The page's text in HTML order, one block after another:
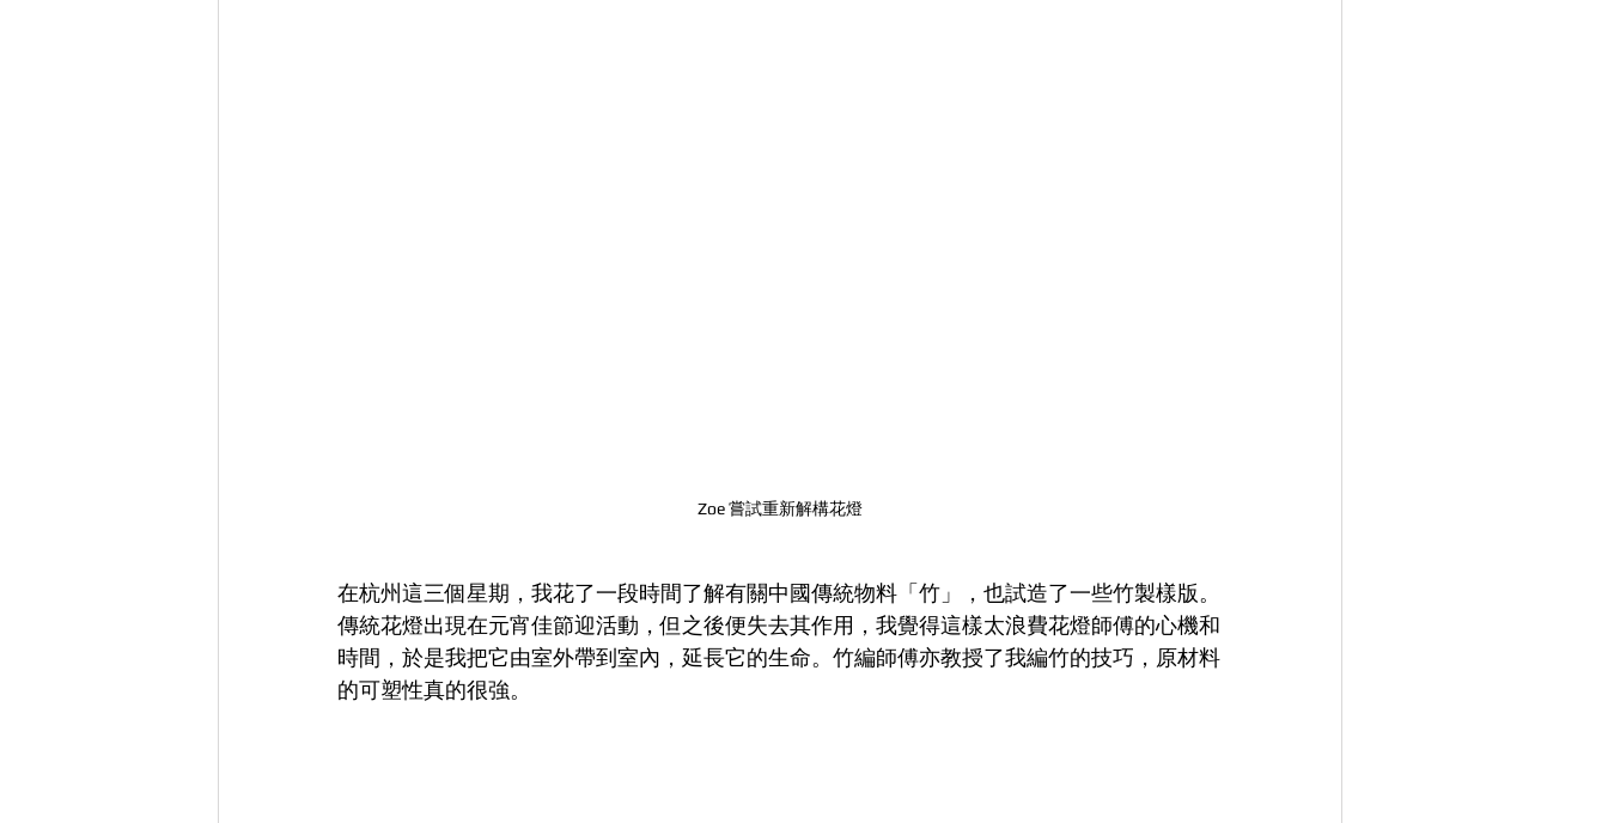
Zoe 嘗試重新解構花燈
在杭州這三個星期，我花了一段時間了解有關中國傳統物料「竹」，也試造了一些竹製樣版。
傳統花燈出現在元宵佳節迎活動，但之後便失去其作用，我覺得這樣太浪費花燈師傅的心機和
時間，於是我把它由室外帶到室內，延長它的生命。竹編師傅亦教授了我編竹的技巧，原材料
的可塑性真的很強。